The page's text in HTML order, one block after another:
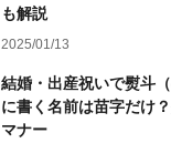
も解説
2025/01/13
結婚・出産祝いで熨斗（
に書く名前は苗字だけ
マナー